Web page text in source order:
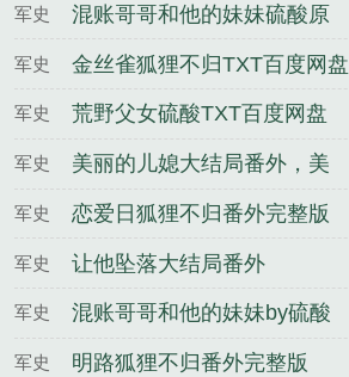
军史
混账哥哥和他的妹妹硫酸原
著小说未删减
军史 金丝雀狐狸不归TXT百度网盘
军史 荒野父女硫酸TXT百度网盘
军史
美丽的儿媳大结局番外，美
丽的儿媳笔趣阁未删减，美
丽的儿媳TXT百度网盘
军史 恋爱日狐狸不归番外完整版
军史 让他坠落大结局番外
军史 混账哥哥和他的妹妹by硫酸
军史 明路狐狸不归番外完整版